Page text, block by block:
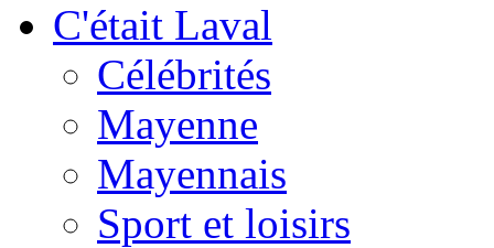
C'était Laval
Célébrités
Mayenne
Mayennais
Sport et loisirs